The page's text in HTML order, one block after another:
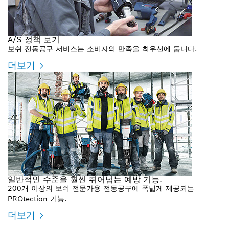
A/S 정책 보기
보쉬 전동공구 서비스는 소비자의 만족을 최우선에 둡니다.
더보기
일반적인 수준을 훨씬 뛰어넘는 예방 기능.
200개 이상의 보쉬 전문가용 전동공구에 폭넓게 제공되는
PROtection 기능.
더보기